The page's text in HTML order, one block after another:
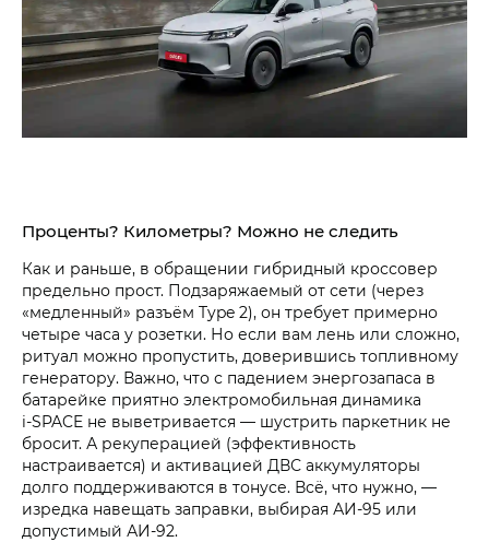
Проценты? Километры? Можно не следить
Как и раньше, в обращении гибридный кроссовер
предельно прост. Подзаряжаемый от сети (через
«медленный» разъём Type 2), он требует примерно
четыре часа у розетки. Но если вам лень или сложно,
ритуал можно пропустить, доверившись топливному
генератору. Важно, что с падением энергозапаса в
батарейке приятно электромобильная динамика
i‑SPACE не выветривается — шустрить паркетник не
бросит. А рекуперацией (эффективность
настраивается) и активацией ДВС аккумуляторы
долго поддерживаются в тонусе. Всё, что нужно, —
изредка навещать заправки, выбирая АИ-95 или
допустимый АИ-92.